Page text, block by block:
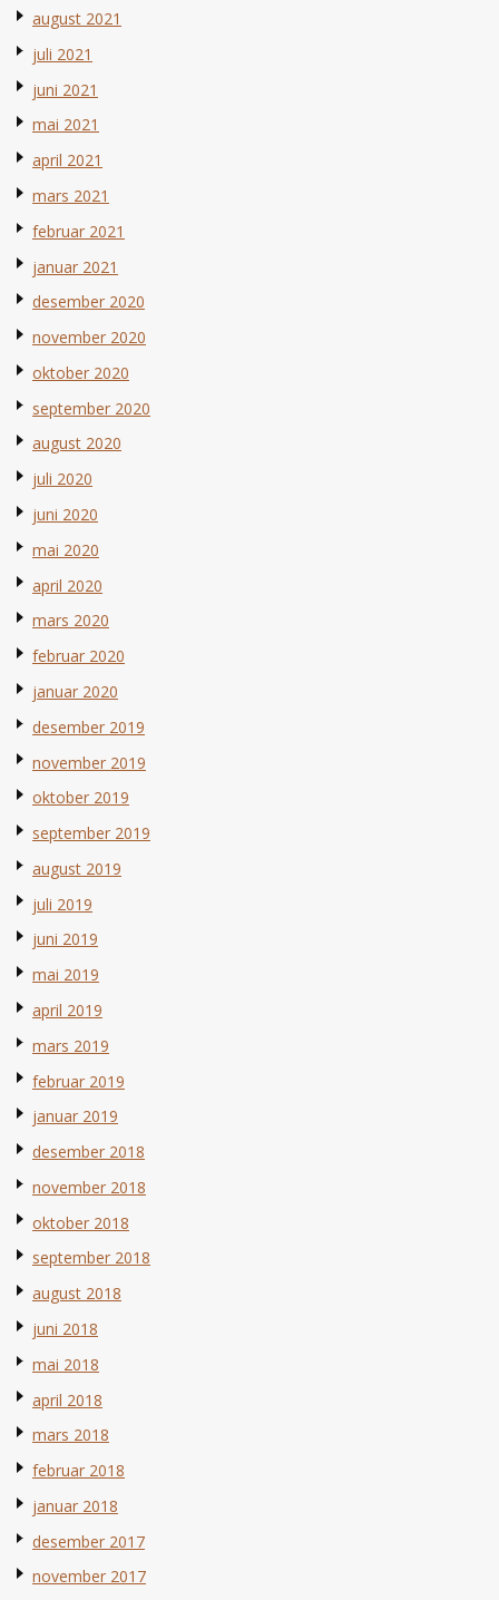
august 2021
juli 2021
juni 2021
mai 2021
april 2021
mars 2021
februar 2021
januar 2021
desember 2020
november 2020
oktober 2020
september 2020
august 2020
juli 2020
juni 2020
mai 2020
april 2020
mars 2020
februar 2020
januar 2020
desember 2019
november 2019
oktober 2019
september 2019
august 2019
juli 2019
juni 2019
mai 2019
april 2019
mars 2019
februar 2019
januar 2019
desember 2018
november 2018
oktober 2018
september 2018
august 2018
juni 2018
mai 2018
april 2018
mars 2018
februar 2018
januar 2018
desember 2017
november 2017